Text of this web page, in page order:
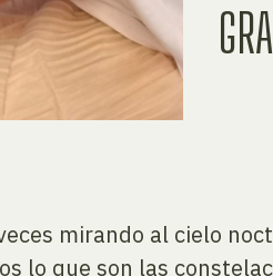
mirando al cielo
lo que son las